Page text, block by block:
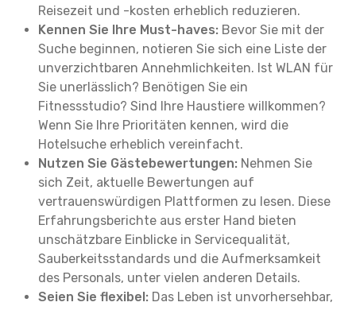
Reisezeit und -kosten erheblich reduzieren.
Kennen Sie Ihre Must-haves: Bevor Sie mit der
Suche beginnen, notieren Sie sich eine Liste der
unverzichtbaren Annehmlichkeiten. Ist WLAN für
Sie unerlässlich? Benötigen Sie ein
Fitnessstudio? Sind Ihre Haustiere willkommen?
Wenn Sie Ihre Prioritäten kennen, wird die
Hotelsuche erheblich vereinfacht.
Nutzen Sie Gästebewertungen: Nehmen Sie
sich Zeit, aktuelle Bewertungen auf
vertrauenswürdigen Plattformen zu lesen. Diese
Erfahrungsberichte aus erster Hand bieten
unschätzbare Einblicke in Servicequalität,
Sauberkeitsstandards und die Aufmerksamkeit
des Personals, unter vielen anderen Details.
Seien Sie flexibel: Das Leben ist unvorhersehbar,